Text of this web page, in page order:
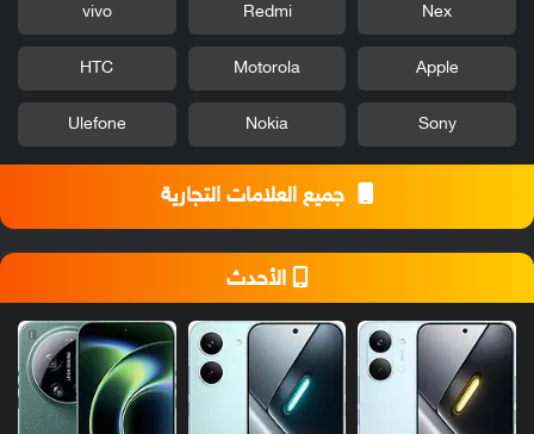
Nex
Redmi
vivo
Apple
Motorola
HTC
Sony
Nokia
Ulefone
جميع العلامات التجارية
الأحدث